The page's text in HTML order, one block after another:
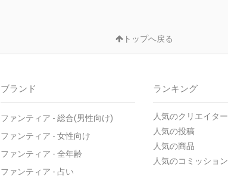
トップへ戻る
ブランド
ファンティア - 総合(男性向け)
ファンティア - 女性向け
ファンティア - 全年齢
ファンティア - 占い
ランキング
人気のクリエイター
人気の投稿
人気の商品
人気のコミッション